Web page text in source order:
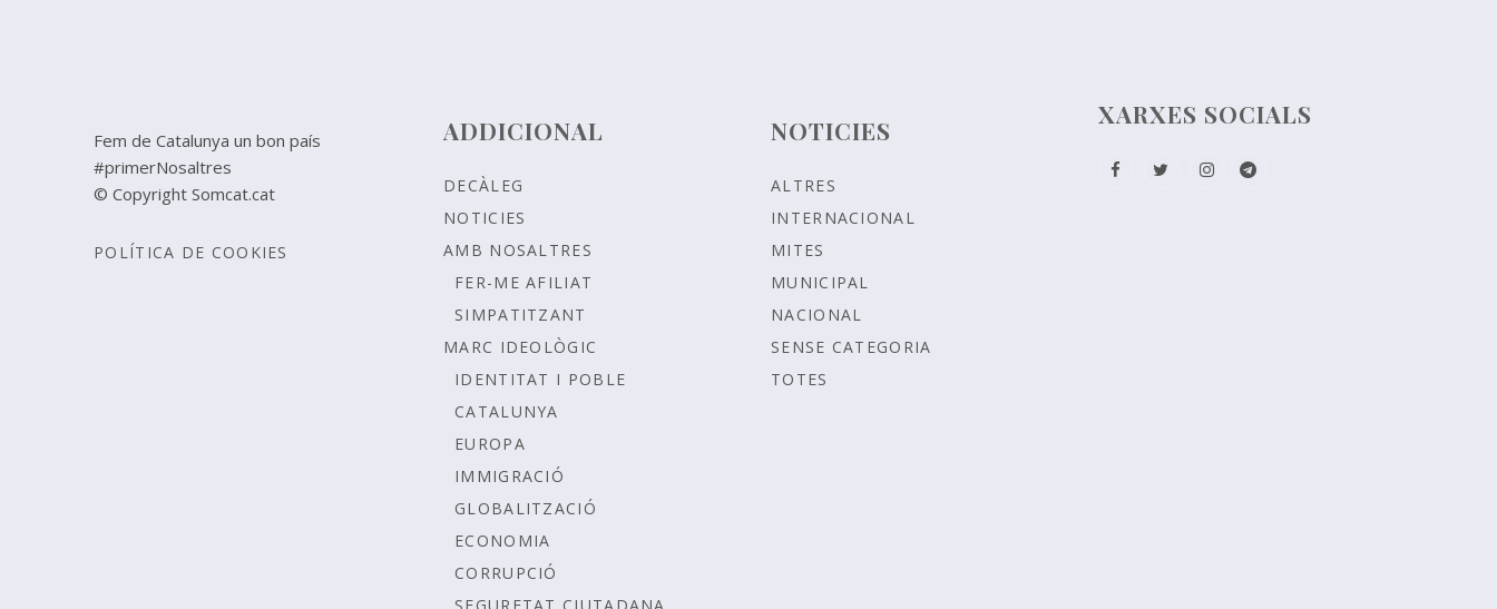
Fem de Catalunya un bon país
#primerNosaltres
© Copyright Somcat.cat
POLÍTICA DE COOKIES
ADDICIONAL
DECÀLEG
NOTICIES
AMB NOSALTRES
FER-ME AFILIAT
SIMPATITZANT
MARC IDEOLÒGIC
IDENTITAT I POBLE
CATALUNYA
EUROPA
IMMIGRACIÓ
GLOBALITZACIÓ
ECONOMIA
CORRUPCIÓ
NOTICIES
ALTRES
INTERNACIONAL
MITES
MUNICIPAL
NACIONAL
SENSE CATEGORIA
TOTES
XARXES SOCIALS